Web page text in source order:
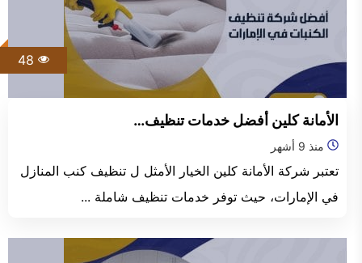
الأمانة كلين أفضل خدمات تنظيف…
منذ 9 أشهر
تعتبر شركة الأمانة كلين الخيار الأمثل ل تنظيف كنب المنازل
في الإمارات، حيث توفر خدمات تنظيف شاملة ...